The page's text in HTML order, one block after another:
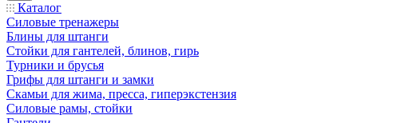
Каталог
Силовые тренажеры
Блины для штанги
Стойки для гантелей, блинов, гирь
Турники и брусья
Грифы для штанги и замки
Скамьи для жима, пресса, гиперэкстензия
Силовые рамы, стойки